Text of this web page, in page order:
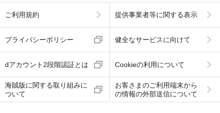
ご利用規約 提供事業者等に関する表示
プライバシーポリシー 健全なサービスに向けて
dアカウント2段階認証とは Cookieの利用について
海賊版に関する取り組みに
ついて
お客さまのご利用端末から
の情報の外部送信について